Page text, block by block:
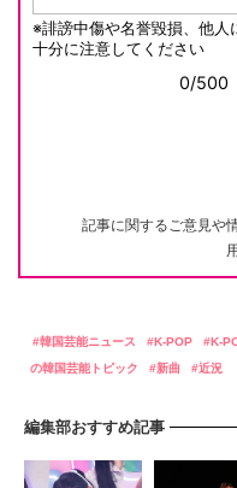
記事に関するご意見や
韓国芸能ニュース K-POP K-
の韓国芸能トピック
新曲 近況
編集部おすすめ記事